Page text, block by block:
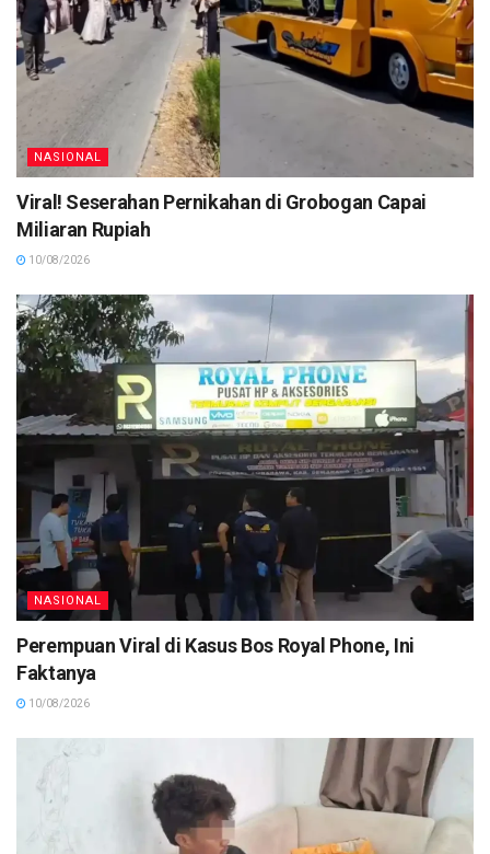
NASIONAL
Viral! Seserahan Pernikahan di Grobogan Capai
Miliaran Rupiah
10/08/2026
NASIONAL
Perempuan Viral di Kasus Bos Royal Phone, Ini
Faktanya
10/08/2026